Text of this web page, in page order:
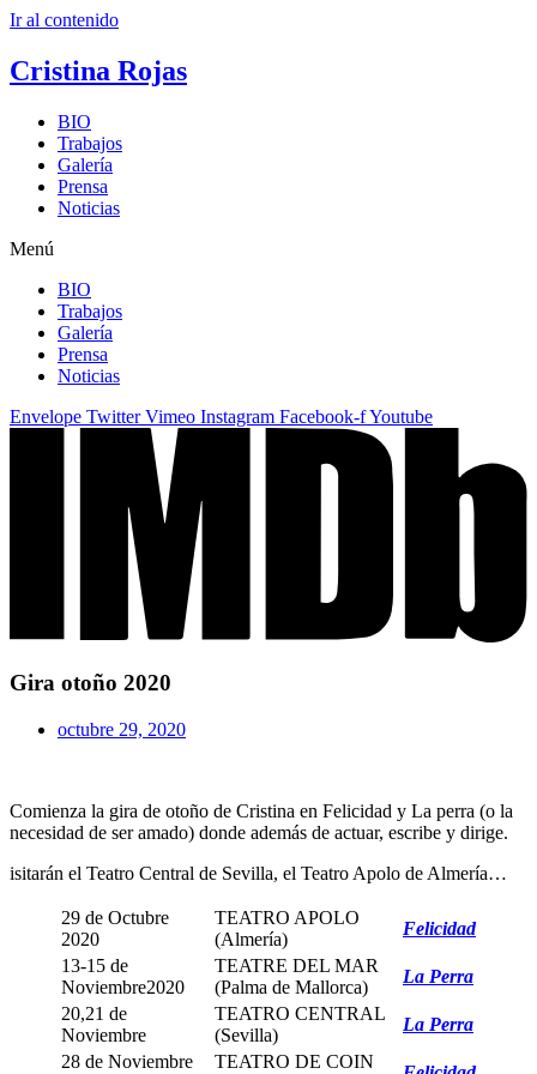
Ir al contenido
Cristina Rojas
BIO
Trabajos
Galería
Prensa
Noticias
Menú
BIO
Trabajos
Galería
Prensa
Noticias
Envelope Twitter Vimeo Instagram Facebook-fYoutube
Gira otoño 2020
octubre 29, 2020
Comienza la gira de otoño de Cristina en Felicidad y La perra (o la
necesidad de ser amado) donde además de actuar, escribe y dirige.
isitarán el Teatro Central de Sevilla, el Teatro Apolo de Almería…
29 de Octubre
2020
TEATRO APOLO
(Almería)
Felicidad
13-15 de
Noviembre2020
TEATRE DEL MAR
(Palma de Mallorca)
La Perra
20,21 de
Noviembre
TEATRO CENTRAL
(Sevilla)
La Perra
28 de Noviembre
TEATRO DE COIN